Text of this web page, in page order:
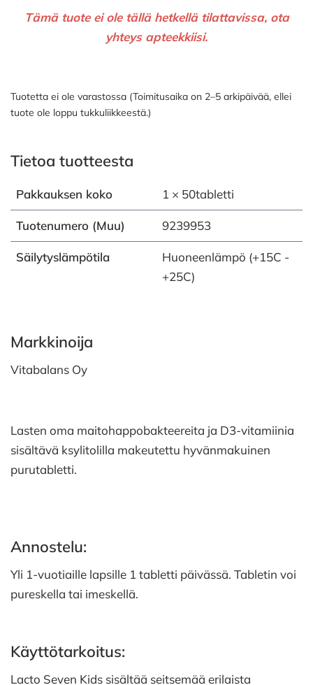
Tämä tuote ei ole tällä hetkellä tilattavissa, ota
yhteys apteekkiisi.
Tuotetta ei ole varastossa (Toimitusaika on 2–5 arkipäivää, ellei
tuote ole loppu tukkuliikkeestä.)
Tietoa tuotteesta
Pakkauksen koko 1 × 50tabletti
Tuotenumero (Muu) 9239953
Säilytyslämpötila
Huoneenlämpö (+15C -
+25C)
Markkinoija
Vitabalans Oy
Lasten oma maitohappobakteereita ja D3-vitamiinia
sisältävä ksylitolilla makeutettu hyvänmakuinen
purutabletti.
Annostelu:
Yli 1-vuotiaille lapsille 1 tabletti päivässä. Tabletin voi
pureskella tai imeskellä.
Käyttötarkoitus:
Lacto Seven Kids sisältää seitsemää erilaista